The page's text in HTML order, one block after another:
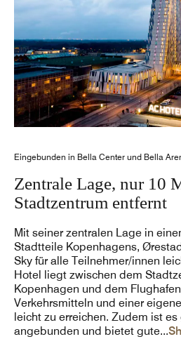
Eingebunden in Bella Center und Bella
Zentrale Lage, nur 10
Stadtzentrum entfernt
Mit seiner zentralen Lage in
Stadtteile Kopenhagens,
Sky für alle Teilnehmer/innen
Hotel liegt zwischen dem
Kopenhagen und dem
Verkehrsmitteln und einer
leicht zu erreichen. Zudem ist
angebunden und bietet gute...